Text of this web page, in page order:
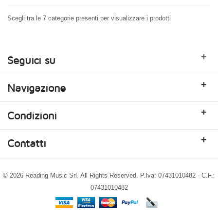
Scegli tra le 7 categorie presenti per visualizzare i prodotti
Seguici su +
Navigazione +
Condizioni +
Contatti +
© 2026 Reading Music Srl. All Rights Reserved. P.Iva: 07431010482 - C.F.:
07431010482